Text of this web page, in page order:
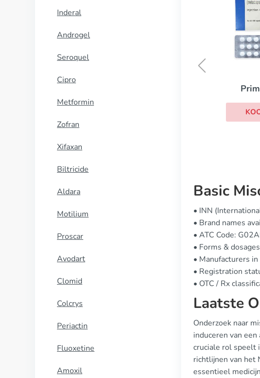
Inderal
Androgel
Seroquel
Cipro
Metformin
Zofran
Xifaxan
Biltricide
Aldara
Motilium
Proscar
Avodart
Clomid
Colcrys
Periactin
Fluoxetine
Amoxil
Basic
• INN
• Brand names
• ATC Code:
• Forms &
• Manufacturers
• Registration
• OTC / Rx
Laatste
Onderzoek naar
induceren van
cruciale rol speelt
richtlijnen van het
essentieel